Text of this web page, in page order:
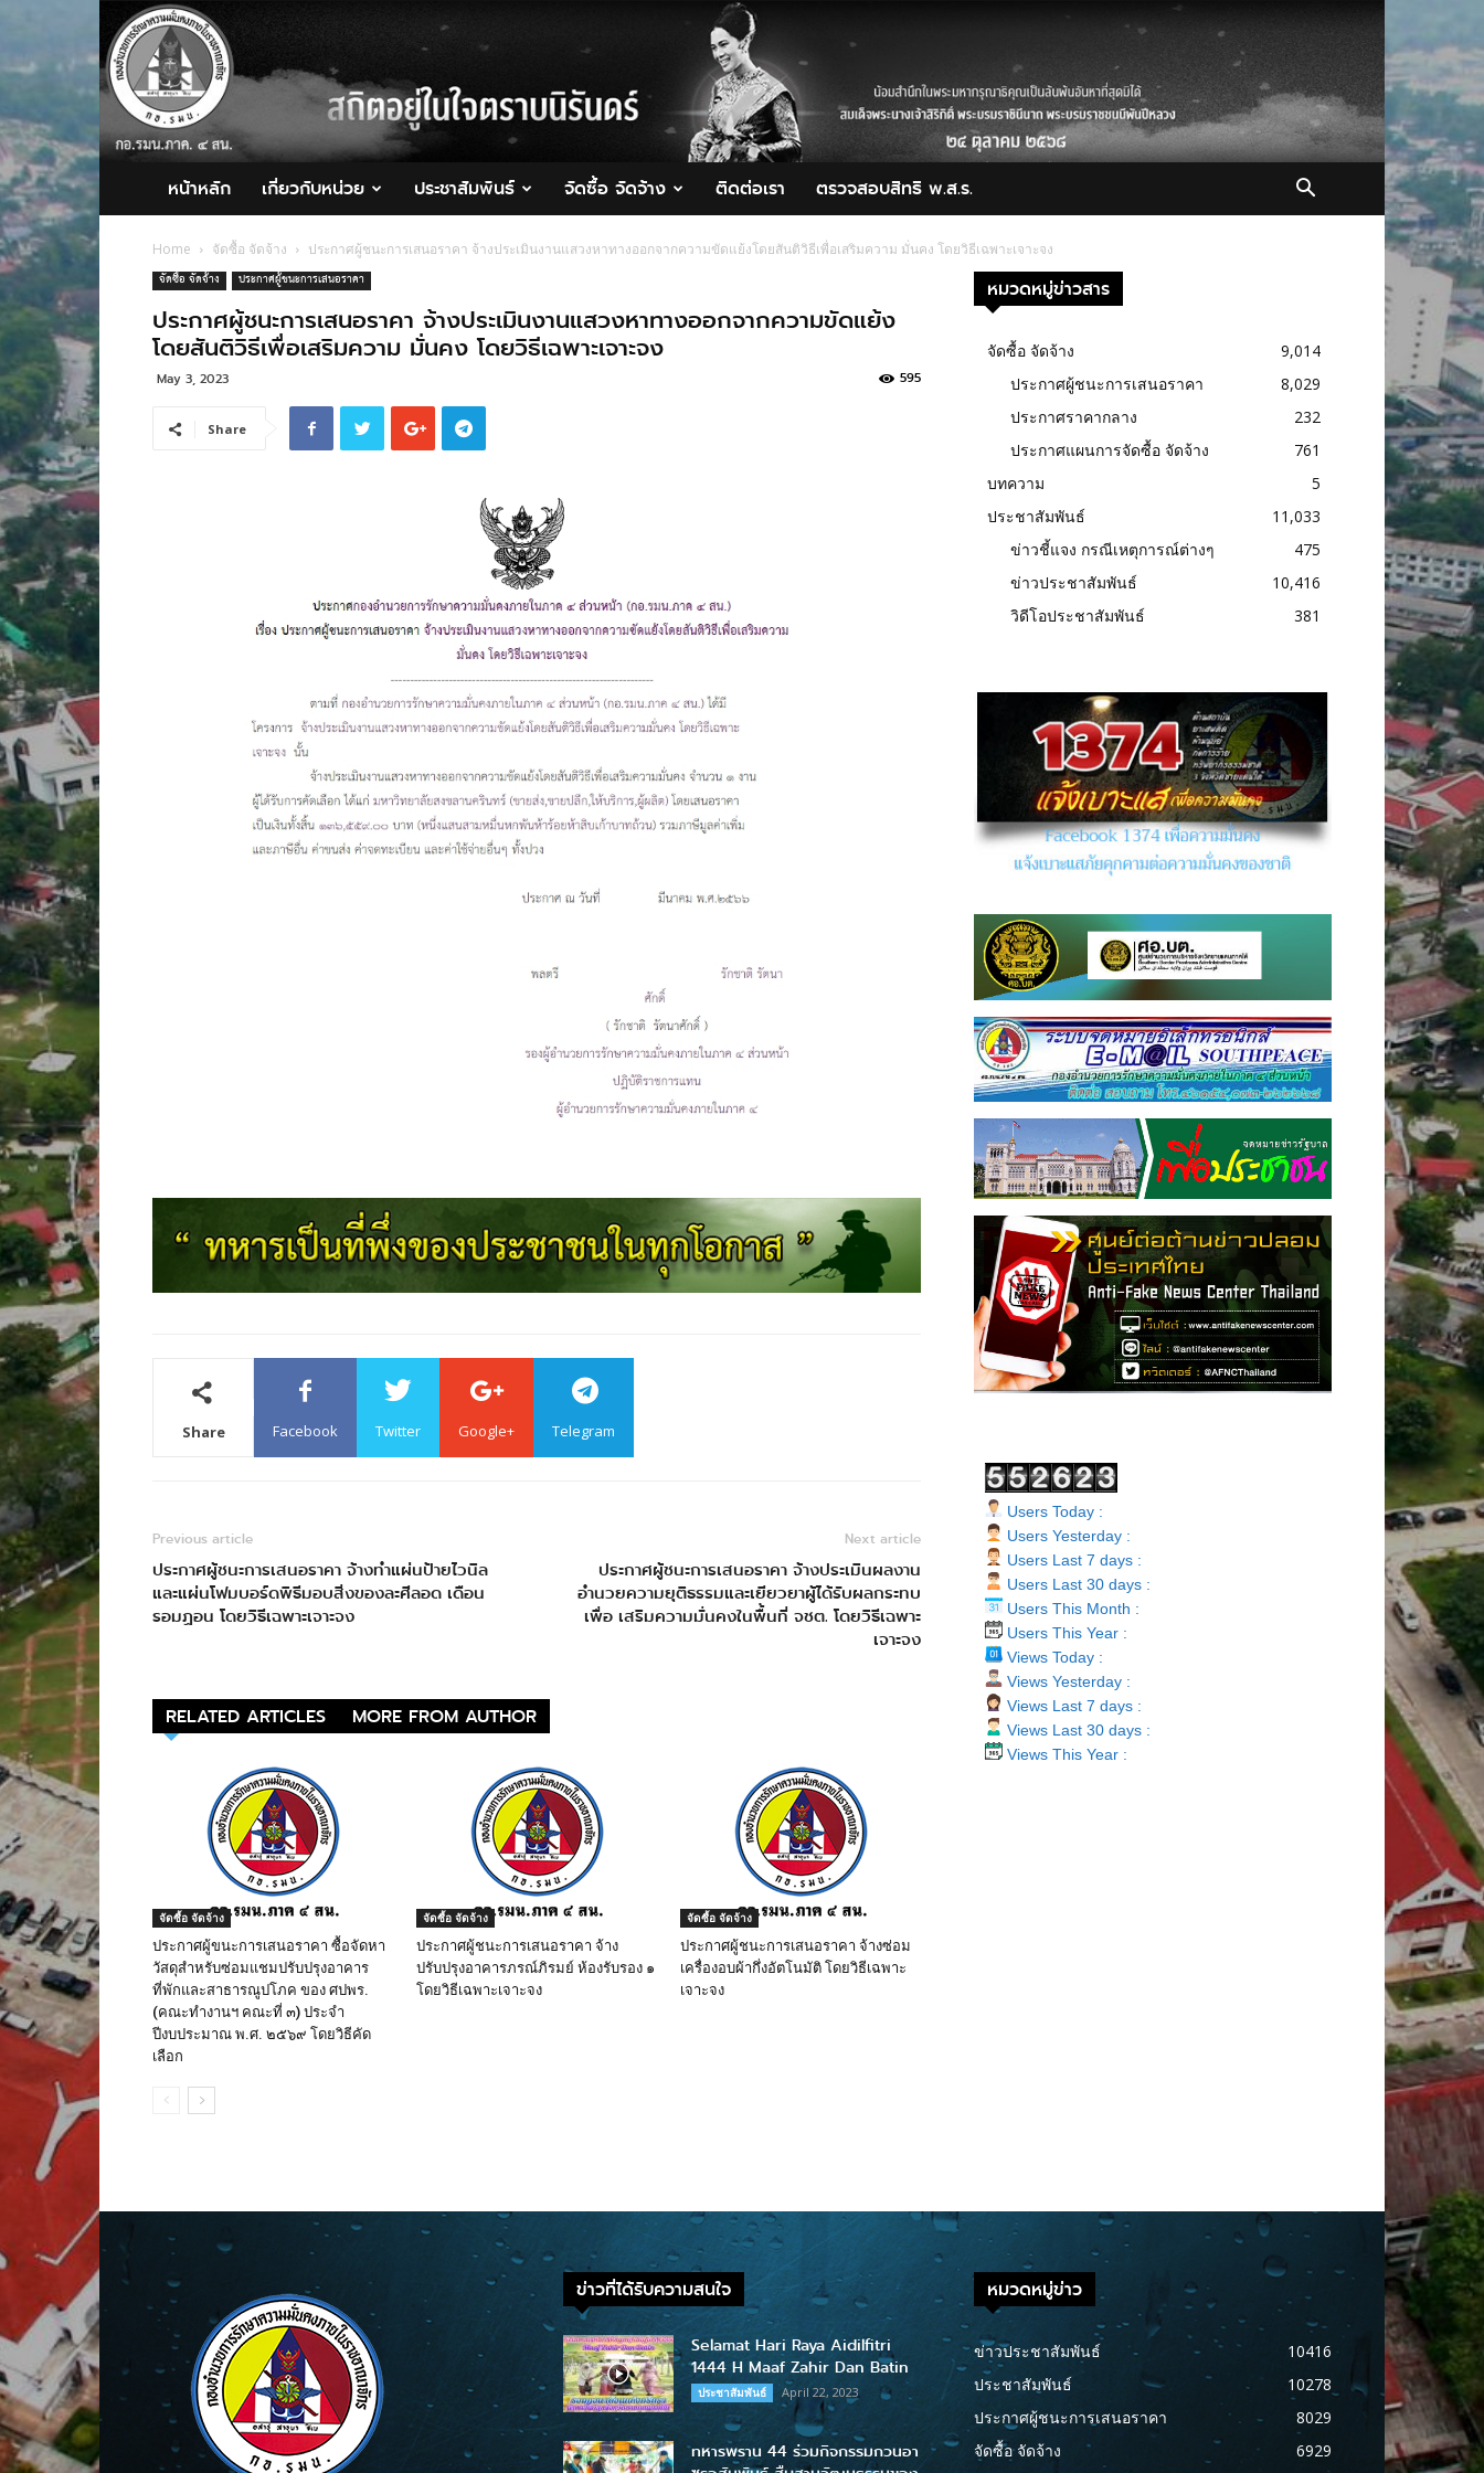
กอ.รมน.ภาค
4
สน.
หน้าหลัก เกี่ยวกับหน่วย ประชาสัมพันธ์ จัดซื้อ จัดจ้าง ติดต่อเรา ตรวจสอบสิทธิ พ.ส.ร.
Home จัดซื้อ จัดจ้าง ประกาศผู้ชนะการเสนอราคา จ้างประเมินงานแสวงหาทางออกจากความขัดแย้งโดยสันติวิธีเพื่อเสริมความ มั่นคง โดยวิธีเฉพาะเจาะจง
จัดซื้อ จัดจ้าง ประกาศผู้ชนะการเสนอราคา
ประกาศผู้ชนะการเสนอราคา จ้างประเมินงานแสวงหาทางออกจากความขัดแย้ง
โดยสันติวิธีเพื่อเสริมความ มั่นคง โดยวิธีเฉพาะเจาะจง
May 3, 2023 595
Share
Share Facebook Twitter Google+ Telegram
Previous article
ประกาศผู้ชนะการเสนอราคา จ้างทำแผ่นป้ายไวนิล
และแผ่นโฟมบอร์ดพิธีมอบสิ่งของละศีลอด เดือน
รอมฏอน โดยวิธีเฉพาะเจาะจง
Next article
ประกาศผู้ชนะการเสนอราคา จ้างประเมินผลงาน
อำนวยความยุติธรรมและเยียวยาผู้ได้รับผลกระทบ
เพื่อ เสริมความมั่นคงในพื้นที่ จชต. โดยวิธีเฉพาะ
เจาะจง
RELATED ARTICLES MORE FROM AUTHOR
จัดซื้อ จัดจ้าง
ประกาศผู้ขนะการเสนอราคา ซื้อจัดหา
วัสดุสำหรับซ่อมแชมปรับปรุงอาคาร
ที่พักและสาธารณูปโภค ของ ศปพร.
(คณะทำงานฯ คณะที่ ๓) ประจำ
ปีงบประมาณ พ.ศ. ๒๕๖๙ โดยวิธีคัด
เลือก
จัดซื้อ จัดจ้าง
ประกาศผู้ชนะการเสนอราคา จ้าง
ปรับปรุงอาคารภรณ์ภิรมย์ ห้องรับรอง ๑
โดยวิธีเฉพาะเจาะจง
จัดซื้อ จัดจ้าง
ประกาศผู้ชนะการเสนอราคา จ้างซ่อม
เครื่องอบผ้ากึ่งอัตโนมัติ โดยวิธีเฉพาะ
เจาะจง
หมวดหมู่ข่าวสาร
จัดซื้อ จัดจ้าง
9,014
ประกาศผู้ชนะการเสนอราคา
8,029
ประกาศราคากลาง
232
ประกาศแผนการจัดซื้อ จัดจ้าง
761
บทความ
5
ประชาสัมพันธ์
11,033
ข่าวชี้แจง กรณีเหตุการณ์ต่างๆ
475
ข่าวประชาสัมพันธ์
10,416
วิดีโอประชาสัมพันธ์
381
Users Today :
Users Yesterday :
Users Last 7 days :
Users Last 30 days :
Users This Month :
Users This Year :
Views Today :
Views Yesterday :
Views Last 7 days :
Views Last 30 days :
Views This Year :
ข่าวที่ได้รับความสนใจ
Selamat Hari Raya Aidilfitri
1444 H Maaf Zahir Dan Batin
ประชาสัมพันธ์ April 22, 2023
ทหารพราน 44 ร่วมกิจกรรมกวนอา
หมวดหมู่ข่าว
ข่าวประชาสัมพันธ์
10416
ประชาสัมพันธ์
10278
ประกาศผู้ชนะการเสนอราคา
8029
จัดซื้อ จัดจ้าง
6929